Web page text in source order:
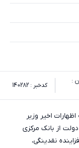
:
کدخبر : 140282
یک» شنبه ۳۰ خرداد ۱۴۰۵، به اظهارات اخیر وزیر
تومانی دولت از بانک مرکزی
نقدینگی،